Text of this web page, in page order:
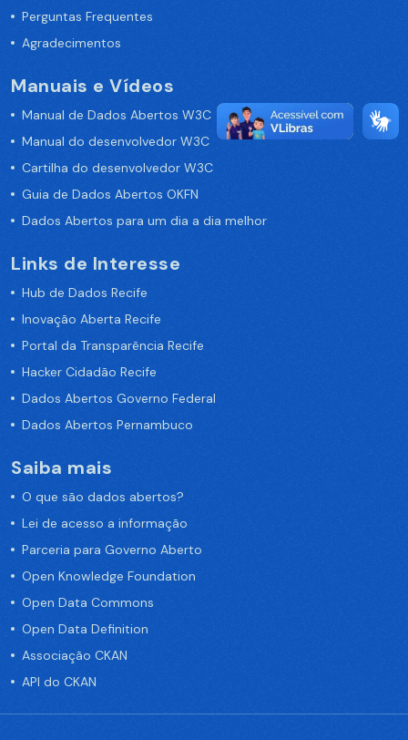
Perguntas Frequentes
Agradecimentos
Manuais e Vídeos
Manual de Dados Abertos W3C
Manual do desenvolvedor W3C
Cartilha do desenvolvedor W3C
Guia de Dados Abertos OKFN
Dados Abertos para um dia a dia melhor
Links de Interesse
Hub de Dados Recife
Inovação Aberta Recife
Portal da Transparência Recife
Hacker Cidadão Recife
Dados Abertos Governo Federal
Dados Abertos Pernambuco
Saiba mais
O que são dados abertos?
Lei de acesso a informação
Parceria para Governo Aberto
Open Knowledge Foundation
Open Data Commons
Open Data Definition
Associação CKAN
API do CKAN